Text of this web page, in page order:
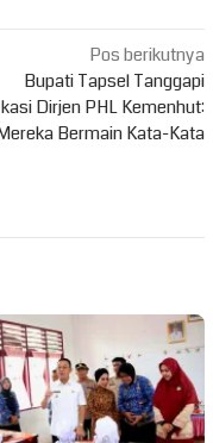
Pos berikutnya
Bupati Tapsel Tanggapi
Dirjen PHL Kemenhut:
Bermain Kata-Kata